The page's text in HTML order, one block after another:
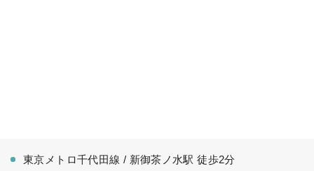
東京メトロ千代田線 / 新御茶ノ水駅 徒歩2分